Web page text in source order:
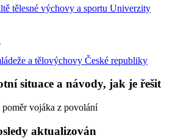
tělesné výchovy a sportu Univerzity
a tělovýchovy České republiky
situace a návody, jak je řešit
poměr vojáka z povolání
aktualizován